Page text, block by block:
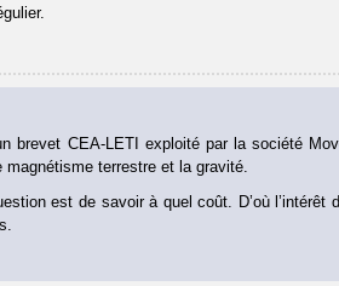
brevet CEA-LETI exploité par la société
terrestre et la gravité.
est de savoir à quel coût. D’où